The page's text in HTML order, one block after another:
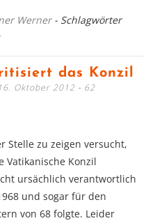
Werner - Schlagwörter
das Konzil
16. Oktober 2012
62
Stelle zu zeigen versucht,
Vatikanische Konzil
ursächlich verantwortlich
und sogar für den
von 68 folgte. Leider